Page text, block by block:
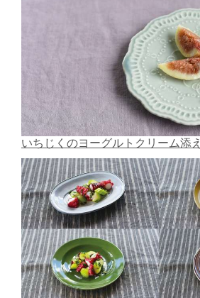
いちじくのヨーグルトクリーム添え